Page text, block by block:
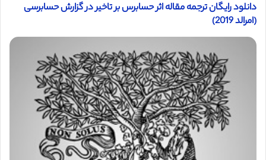
دانلود رایگان ترجمه مقاله اثر حسابرس بر تاخیر در گزارش حسابرسی
(امرالد 2019)